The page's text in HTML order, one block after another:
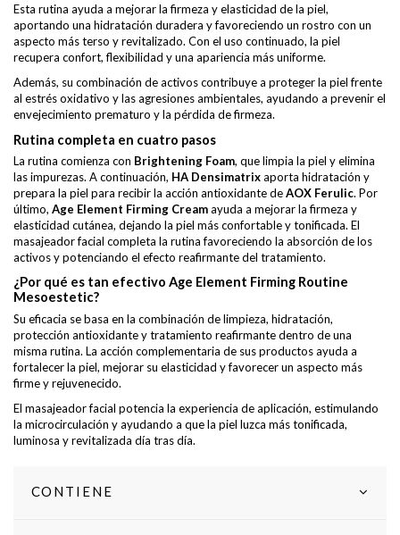
Esta rutina ayuda a mejorar la firmeza y elasticidad de la piel,
aportando una hidratación duradera y favoreciendo un rostro con un
aspecto más terso y revitalizado. Con el uso continuado, la piel
recupera confort, flexibilidad y una apariencia más uniforme.
Además, su combinación de activos contribuye a proteger la piel frente
al estrés oxidativo y las agresiones ambientales, ayudando a prevenir el
envejecimiento prematuro y la pérdida de firmeza.
Rutina completa en cuatro pasos
La rutina comienza con Brightening Foam, que limpia la piel y elimina
las impurezas. A continuación, HA Densimatrixaporta hidratación y
prepara la piel para recibir la acción antioxidante deAOX Ferulic. Por
último, Age Element Firming Creamayuda a mejorar la firmeza y
elasticidad cutánea, dejando la piel más confortable y tonificada. El
masajeador facial completa la rutina favoreciendo la absorción de los
activos y potenciando el efecto reafirmante del tratamiento.
¿Por qué es tan efectivo Age Element Firming Routine
Mesoestetic?
Su eficacia se basa en la combinación de limpieza, hidratación,
protección antioxidante y tratamiento reafirmante dentro de una
misma rutina. La acción complementaria de sus productos ayuda a
fortalecer la piel, mejorar su elasticidad y favorecer un aspecto más
firme y rejuvenecido.
El masajeador facial potencia la experiencia de aplicación, estimulando
la microcirculación y ayudando a que la piel luzca más tonificada,
luminosa y revitalizada día tras día.
CONTIENE